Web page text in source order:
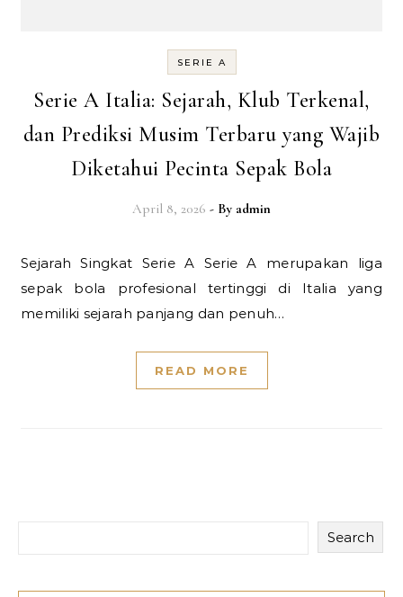
SERIE A
Serie A Italia: Sejarah, Klub Terkenal,
dan Prediksi Musim Terbaru yang Wajib
Diketahui Pecinta Sepak Bola
April 8, 2026 - By admin
Sejarah Singkat Serie A Serie A merupakan liga
sepak bola profesional tertinggi di Italia yang
memiliki sejarah panjang dan penuh…
READ MORE
Search